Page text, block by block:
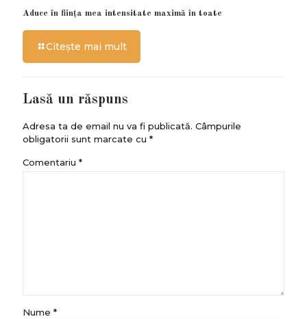
Aduce în ființa mea intensitate maximă în toate
Citește mai mult
Lasă un răspuns
Adresa ta de email nu va fi publicată. Câmpurile
obligatorii sunt marcate cu *
Comentariu *
Nume *